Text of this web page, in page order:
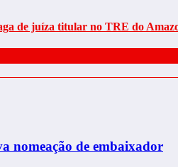
de juíza titular no TRE do
nomeação de embaixador